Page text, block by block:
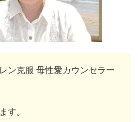
ン克服 母性愛カウンセラー
す。